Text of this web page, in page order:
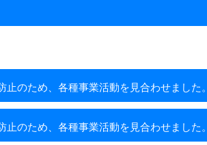
のため、各種事業活動を見合わせました。
のため、各種事業活動を見合わせました。